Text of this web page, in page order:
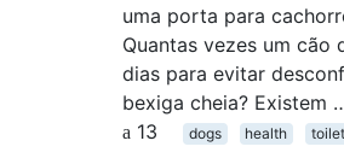
uma porta para
Quantas vezes um cão
dias para evitar
bexiga cheia? Existem
13
dogs health